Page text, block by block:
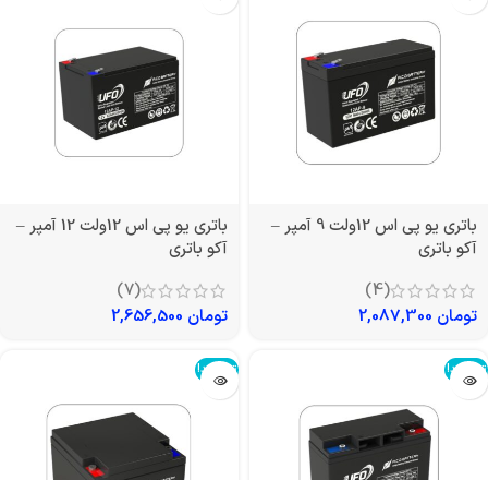
باتری یو پی اس 12ولت 9 آمپر –
آکو باتری
(4)
تومان
باتری یو پی اس 12ولت 12 آمپر –
آکو باتری
(7)
تومان
تمام شد! تمام شد!